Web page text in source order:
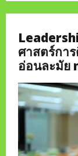
ศาสตร์กา
อ่อนละมัย